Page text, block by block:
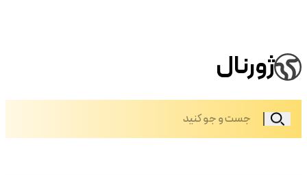
ژورنال